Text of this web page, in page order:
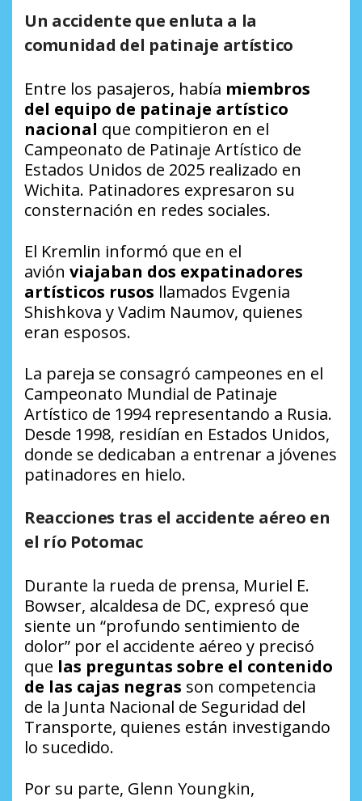
Un accidente que enluta a la
comunidad del patinaje artístico
Entre los pasajeros, había miembros
del equipo de patinaje artístico
nacional que compitieron en el
Campeonato de Patinaje Artístico de
Estados Unidos de 2025 realizado en
Wichita. Patinadores expresaron su
consternación en redes sociales.
El Kremlin informó que en el
avión viajaban dos expatinadores
artísticos rusos llamados Evgenia
Shishkova y Vadim Naumov, quienes
eran esposos.
La pareja se consagró campeones en el
Campeonato Mundial de Patinaje
Artístico de 1994 representando a Rusia.
Desde 1998, residían en Estados Unidos,
donde se dedicaban a entrenar a jóvenes
patinadores en hielo.
Reacciones tras el accidente aéreo en
el río Potomac
Durante la rueda de prensa, Muriel E.
Bowser, alcaldesa de DC, expresó que
siente un “profundo sentimiento de
dolor” por el accidente aéreo y precisó
que las preguntas sobre el contenido
de las cajas negras son competencia
de la Junta Nacional de Seguridad del
Transporte, quienes están investigando
lo sucedido.
Por su parte, Glenn Youngkin,